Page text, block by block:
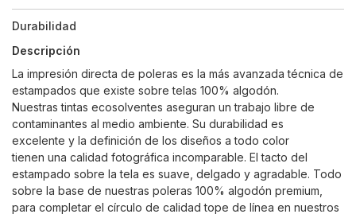
Durabilidad
Descripción
La impresión directa de poleras es la más avanzada técnica de
estampados que existe sobre telas 100% algodón.
Nuestras tintas ecosolventes aseguran un trabajo libre de
contaminantes al medio ambiente. Su durabilidad es
excelente y la definición de los diseños a todo color
tienen una calidad fotográfica incomparable. El tacto del
estampado sobre la tela es suave, delgado y agradable. Todo
sobre la base de nuestras poleras 100% algodón premium,
para completar el círculo de calidad tope de línea en nuestros